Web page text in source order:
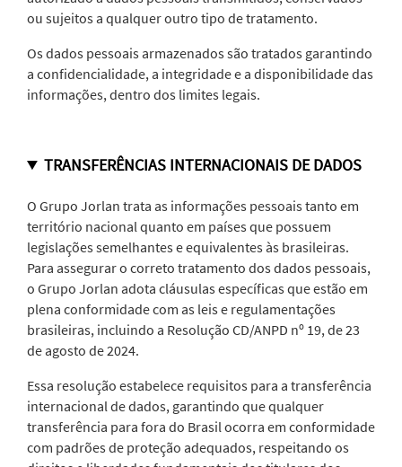
ou sujeitos a qualquer outro tipo de tratamento.
Os dados pessoais armazenados são tratados garantindo
a confidencialidade, a integridade e a disponibilidade das
informações, dentro dos limites legais.
TRANSFERÊNCIAS INTERNACIONAIS DE DADOS
O Grupo Jorlan trata as informações pessoais tanto em
território nacional quanto em países que possuem
legislações semelhantes e equivalentes às brasileiras.
Para assegurar o correto tratamento dos dados pessoais,
o Grupo Jorlan adota cláusulas específicas que estão em
plena conformidade com as leis e regulamentações
brasileiras, incluindo a Resolução CD/ANPD nº 19, de 23
de agosto de 2024.
Essa resolução estabelece requisitos para a transferência
internacional de dados, garantindo que qualquer
transferência para fora do Brasil ocorra em conformidade
com padrões de proteção adequados, respeitando os